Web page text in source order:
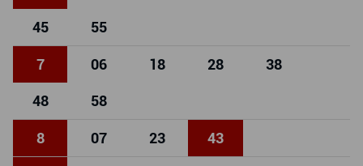
45 55
7 06 18 28 38
48 58
8 07 23 43